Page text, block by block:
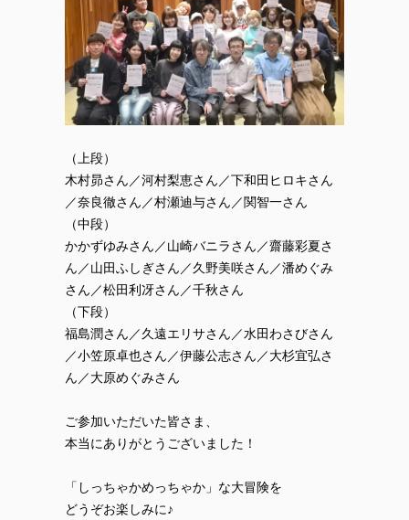
（上段）
木村昴さん／河村梨恵さん／下和田ヒロキさん
／奈良徹さん／村瀬迪与さん／関智一さん
（中段）
かかずゆみさん／山崎バニラさん／齋藤彩夏さ
ん／山田ふしぎさん／久野美咲さん／潘めぐみ
さん／松田利冴さん／千秋さん
（下段）
福島潤さん／久遠エリサさん／水田わさびさん
／小笠原卓也さん／伊藤公志さん／大杉宜弘さ
ん／大原めぐみさん
ご参加いただいた皆さま、
本当にありがとうございました！
「しっちゃかめっちゃか」な大冒険を
どうぞお楽しみに♪